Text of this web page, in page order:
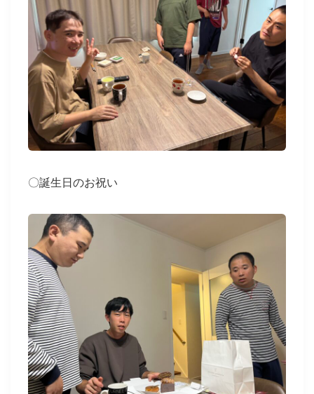
〇誕生日のお祝い